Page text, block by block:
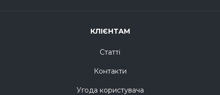
КЛІЄНТАМ
Статті
Контакти
Угода користувача